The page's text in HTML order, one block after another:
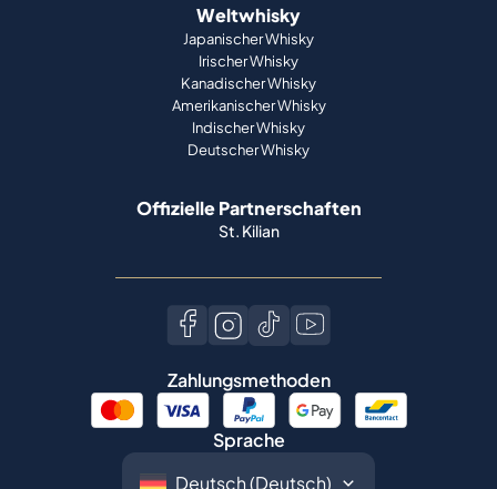
Weltwhisky
Japanischer Whisky
Irischer Whisky
Kanadischer Whisky
Amerikanischer Whisky
Indischer Whisky
Deutscher Whisky
Offizielle Partnerschaften
St. Kilian
Zahlungsmethoden
Sprache